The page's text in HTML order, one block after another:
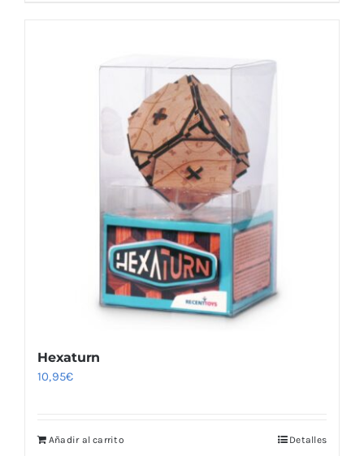
Hexaturn
10,95€
Añadir al carrito Detalles